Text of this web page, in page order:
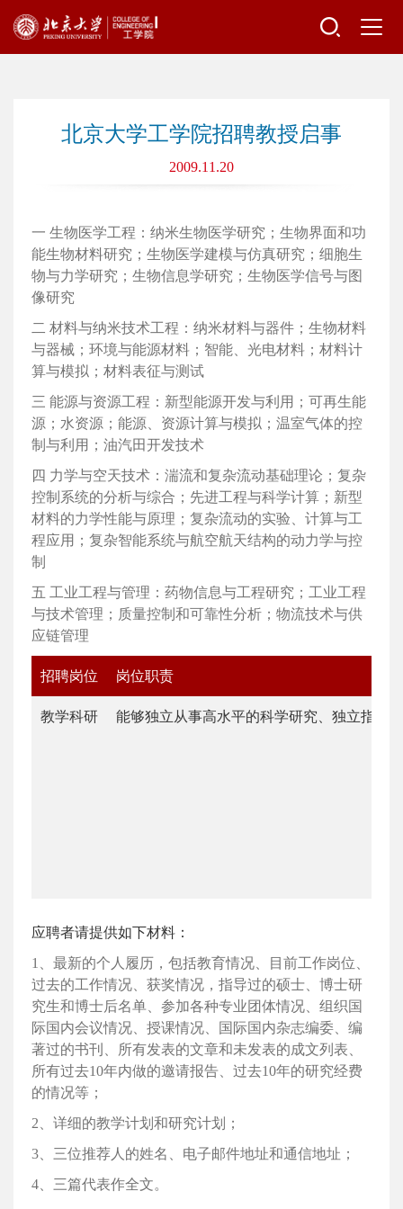
北京大学工学院招聘教授启事
2009.11.20
一 生物医学工程：纳米生物医学研究；生物界面和功
能生物材料研究；生物医学建模与仿真研究；细胞生
物与力学研究；生物信息学研究；生物医学信号与图
像研究
二 材料与纳米技术工程：纳米材料与器件；生物材料
与器械；环境与能源材料；智能、光电材料；材料计
算与模拟；材料表征与测试
三 能源与资源工程：新型能源开发与利用；可再生能
源；水资源；能源、资源计算与模拟；温室气体的控
制与利用；油汽田开发技术
四 力学与空天技术：湍流和复杂流动基础理论；复杂
控制系统的分析与综合；先进工程与科学计算；新型
材料的力学性能与原理；复杂流动的实验、计算与工
程应用；复杂智能系统与航空航天结构的动力学与控
制
五 工业工程与管理：药物信息与工程研究；工业工程
与技术管理；质量控制和可靠性分析；物流技术与供
应链管理
招聘岗位 岗位职责
教学科研 能够独立从事高水平的科学研究、独立指导
应聘者请提供如下材料：
1
、最新的个人履历，包括教育情况、目前工作岗位、
过去的工作情况、获奖情况，指导过的硕士、博士研
究生和博士后名单、参加各种专业团体情况、组织国
际国内会议情况、授课情况、国际国内杂志编委、编
著过的书刊、所有发表的文章和未发表的成文列表、
所有过去10年内做的邀请报告、过去10年的研究经费
的情况等；
2 、详细的教学计划和研究计划；
3 、三位推荐人的姓名、电子邮件地址和通信地址；
4 、三篇代表作全文。